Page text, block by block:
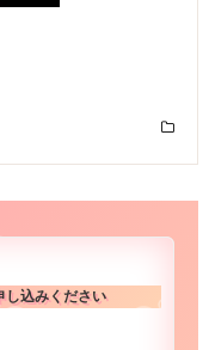
し込みください